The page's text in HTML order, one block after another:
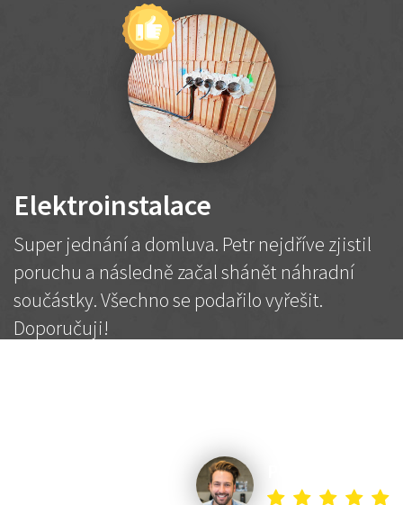
Elektroinstalace
Super jednání a domluva. Petr nejdříve zjistil
poruchu a následně začal shánět náhradní
součástky. Všechno se podařilo vyřešit.
Doporučuji!